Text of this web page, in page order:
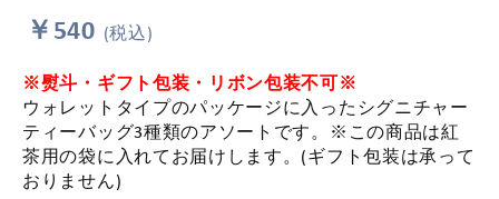
￥540 (税込)
※熨斗・ギフト包装・リボン包装不可※
ウォレットタイプのパッケージに入ったシグニチャー
ティーバッグ3種類のアソートです。※この商品は紅
茶用の袋に入れてお届けします。(ギフト包装は承って
おりません)